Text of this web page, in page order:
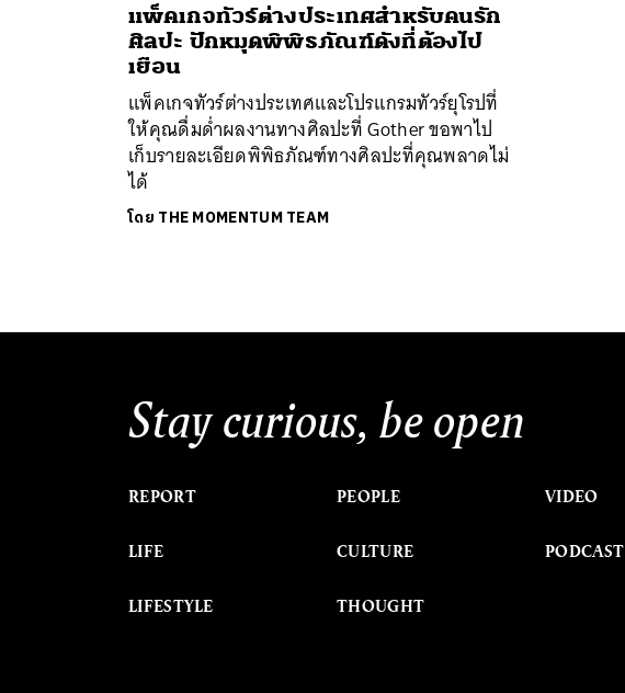
แพ็คเกจทัวร์ต่างประเทศสำหรับคนรัก
ศิลปะ ปักหมุดพิพิธภัณฑ์ดังที่ต้องไป
เยือน
แพ็คเกจทัวร์ต่างประเทศและโปรแกรมทัวร์ยุโรปที่
ให้คุณดื่มด่ำผลงานทางศิลปะที่ Gother ขอพาไป
เก็บรายละเอียดพิพิธภัณฑ์ทางศิลปะที่คุณพลาดไม่
ได้
โดย THE MOMENTUM TEAM
Stay curious, be open
REPORT
LIFE
LIFESTYLE
PEOPLE
CULTURE
THOUGHT
VIDEO
PODCAST
ค้นหา